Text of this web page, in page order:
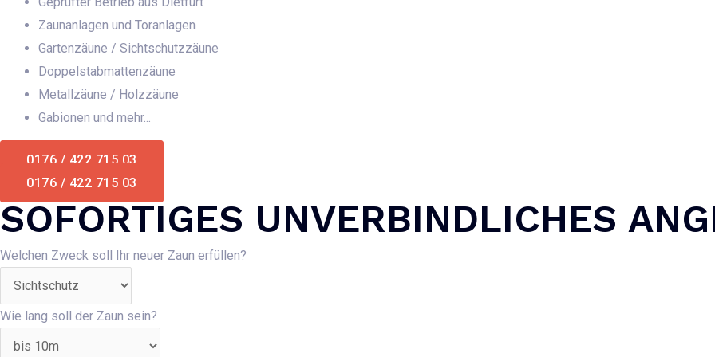
Zaunanlagen und Toranlagen
Gartenzäune / Sichtschutzzäune
Doppelstabmattenzäune
Metallzäune / Holzzäune
Gabionen und mehr...
0176 / 422 715 03
0176 / 422 715 03
SOFORTIGES UNVERBINDLICHES
Welchen Zweck soll Ihr neuer Zaun erfüllen?
Wie lang soll der Zaun sein?